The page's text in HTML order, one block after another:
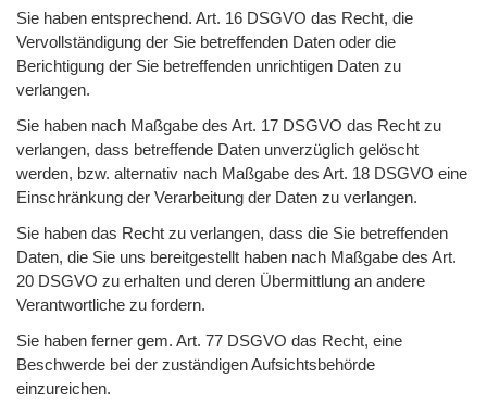
Sie haben entsprechend. Art. 16 DSGVO das Recht, die
Vervollständigung der Sie betreffenden Daten oder die
Berichtigung der Sie betreffenden unrichtigen Daten zu
verlangen.
Sie haben nach Maßgabe des Art. 17 DSGVO das Recht zu
verlangen, dass betreffende Daten unverzüglich gelöscht
werden, bzw. alternativ nach Maßgabe des Art. 18 DSGVO eine
Einschränkung der Verarbeitung der Daten zu verlangen.
Sie haben das Recht zu verlangen, dass die Sie betreffenden
Daten, die Sie uns bereitgestellt haben nach Maßgabe des Art.
20 DSGVO zu erhalten und deren Übermittlung an andere
Verantwortliche zu fordern.
Sie haben ferner gem. Art. 77 DSGVO das Recht, eine
Beschwerde bei der zuständigen Aufsichtsbehörde
einzureichen.